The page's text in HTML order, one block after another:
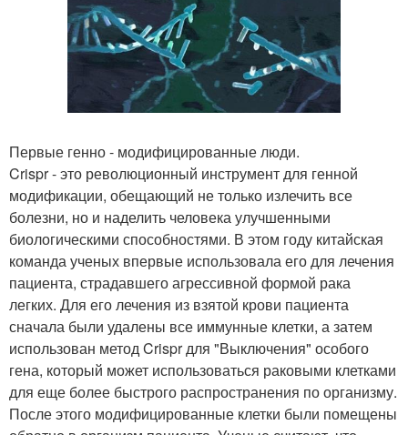
Первые генно - модифицированные люди.
Crispr - это революционный инструмент для генной
модификации, обещающий не только излечить все
болезни, но и наделить человека улучшенными
биологическими способностями. В этом году китайская
команда ученых впервые использовала его для лечения
пациента, страдавшего агрессивной формой рака
легких. Для его лечения из взятой крови пациента
сначала были удалены все иммунные клетки, а затем
использован метод Crispr для "Выключения" особого
гена, который может использоваться раковыми клетками
для еще более быстрого распространения по организму.
После этого модифицированные клетки были помещены